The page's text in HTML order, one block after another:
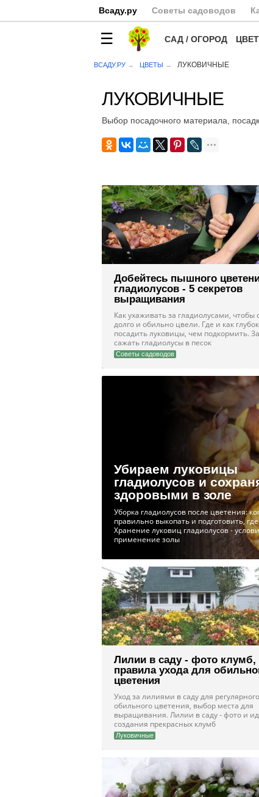
Всаду.ру Советы садоводов
САД / ОГОРОД
ВСАДУ.РУ ЦВЕТЫ ЛУКОВИЧНЫЕ
ЛУКОВИЧНЫЕ
Выбор посадочного материала,
Добейтесь пышного
гладиолусов - 5 секретов
выращивания
Как ухаживать за гладиолусами, чтобы
долго и обильно цвели. Где и как
посадить луковицы, чем подкормить.
сажать гладиолусы в песок
Советы садоводов
Убираем луковицы
гладиолусов и
здоровыми в золе
Уборка гладиолусов после цветения:
правильно выкопать и подготовить,
Хранение луковиц гладиолусов -
применение золы
Лилии в саду - фото клумб,
правила ухода для
цветения
Уход за лилиями в саду для
обильного цветения, выбор места для
выращивания. Лилии в саду - фото и
создания прекрасных клумб
Луковичные